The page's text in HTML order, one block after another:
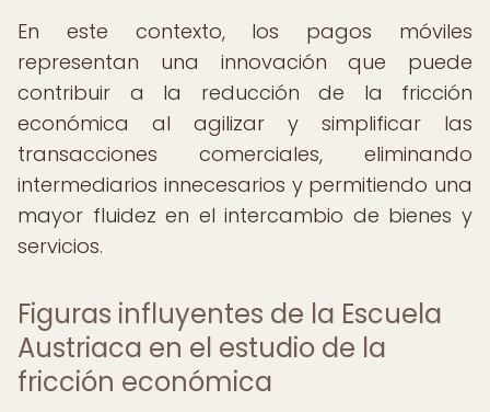
En este contexto, los pagos móviles
representan una innovación que puede
contribuir a la reducción de la fricción
económica al agilizar y simplificar las
transacciones comerciales, eliminando
intermediarios innecesarios y permitiendo una
mayor fluidez en el intercambio de bienes y
servicios.
Figuras influyentes de la Escuela
Austriaca en el estudio de la
fricción económica